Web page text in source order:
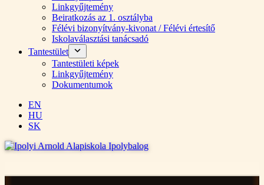
Linkgyűjtemény
Beiratkozás az 1. osztályba
Félévi bizonyítvány-kivonat / Félévi értesítő
Iskolaválasztási tanácsadó
Tantestület
Tantestületi képek
Linkgyűjtemény
Dokumentumok
EN
HU
SK